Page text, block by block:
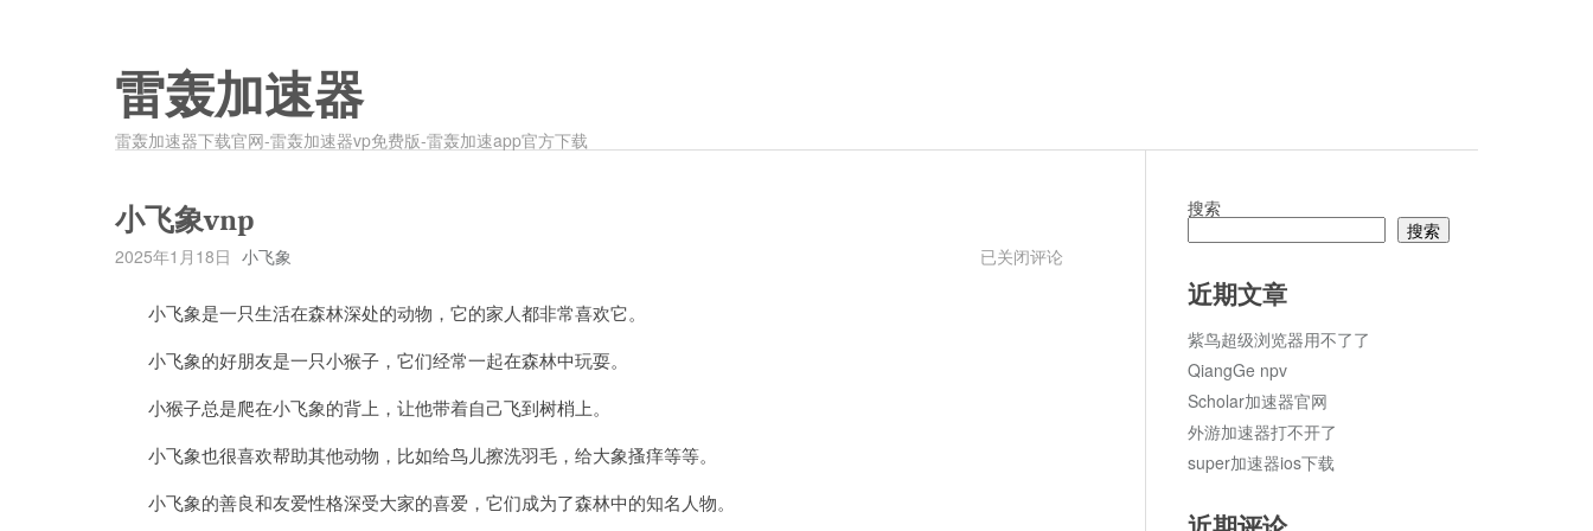
雷轰加速器
雷轰加速器下载官网-雷轰加速器vp免费版-雷轰加速app官方下载
小飞象vnp
2025年1月18日 小飞象
小
已关闭评论
小飞象是一只生活在森林深处的动物，它的家人都非常喜欢它。
小飞象的好朋友是一只小猴子，它们经常一起在森林中玩耍。
小猴子总是爬在小飞象的背上，让他带着自己飞到树梢上。
小飞象也很喜欢帮助其他动物，比如给鸟儿擦洗羽毛，给大象搔痒等等。
小飞象的善良和友爱性格深受大家的喜爱，它们成为了森林中的知名人物。
搜索
搜索
近期文章
紫鸟超级浏览器用不了了
QiangGe npv
Scholar加速器官网
外游加速器打不开了
super加速器ios下载